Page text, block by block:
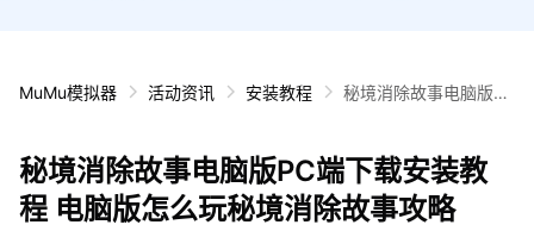
MuMu模拟器 活动资讯 安装教程
秘境消除故事电脑版P
攻略
秘境消除故事电脑版PC端下载安装教
程 电脑版怎么玩秘境消除故事攻略